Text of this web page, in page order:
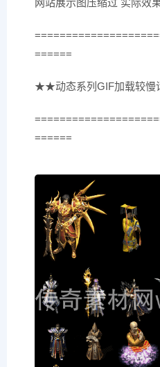
网站展示图压缩过 实际效
======
★★动态系列GIF加载较
======